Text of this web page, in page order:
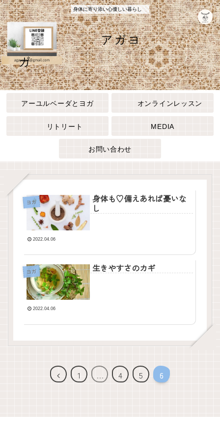
身体に寄り添い心優しい暮らし
アガヨ
ガ
アーユルベーダとヨガ オンラインレッスン
リトリート MEDIA
お問い合わせ
ヨガ
身体も♡備えあれば憂いな
し
2022.04.06
ヨガ 生きやすさのカギ
2022.04.06
1 … 4 5 6